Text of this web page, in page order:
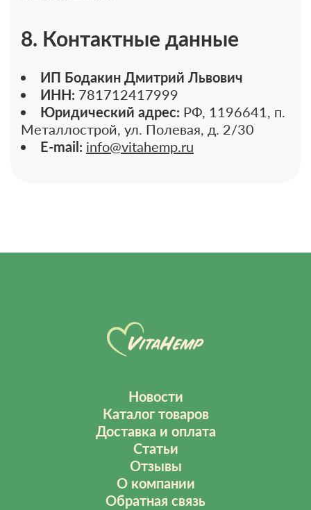
8. Контактные данные
ИП Бодакин Дмитрий Львович
ИНН: 781712417999
Юридический адрес: РФ, 1196641, п.
Металлострой, ул. Полевая, д. 2/30
E-mail: info@vitahemp.ru
Новости
Каталог товаров
Доставка и оплата
Статьи
Отзывы
О компании
Обратная связь